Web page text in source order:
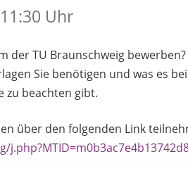
Uhr
der TU Braunschweig
Sie benötigen und was es
zu beachten gibt.
über den folgenden Link